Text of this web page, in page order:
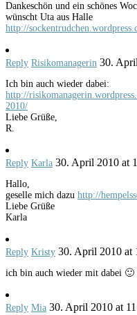
Dankeschön und ein schönes
wünscht Uta aus Halle
http://
Reply Risikomanagerin 30.
Ich bin auch wieder dabei:
http://
2010/
Liebe Grüße,
R.
Reply Karla 30. April 2010 at
Hallo,
geselle mich dazu http://
Liebe Grüße
Karla
Reply Kristy 30. April 2010 at
ich bin auch wieder mit dabei 🙂
Reply Mia 30. April 2010 at